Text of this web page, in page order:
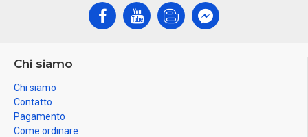
Chi siamo
Chi siamo
Contatto
Pagamento
Come ordinare